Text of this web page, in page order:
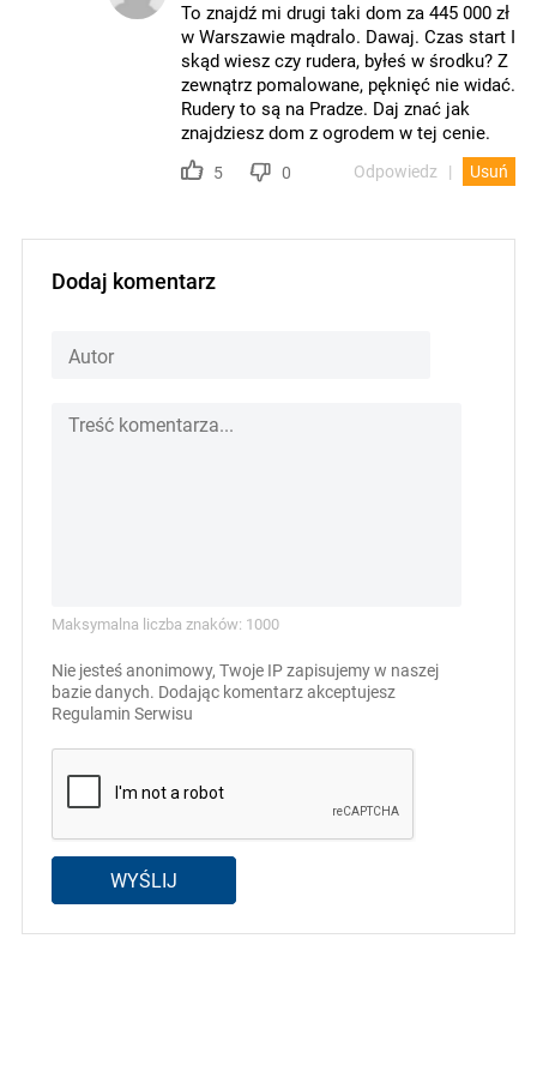
To znajdź mi drugi taki dom za 445 000 zł
w Warszawie mądralo. Dawaj. Czas start I
skąd wiesz czy rudera, byłeś w środku? Z
zewnątrz pomalowane, pęknięć nie widać.
Rudery to są na Pradze. Daj znać jak
znajdziesz dom z ogrodem w tej cenie.
5 0 Odpowiedz Usuń
Dodaj komentarz
Maksymalna liczba znaków: 1000
Nie jesteś anonimowy, Twoje IP zapisujemy w naszej
bazie danych. Dodając komentarz akceptujesz
Regulamin Serwisu
WYŚLIJ